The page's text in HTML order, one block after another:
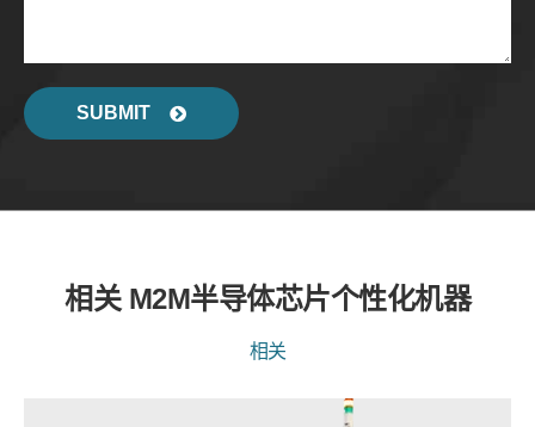
SUBMIT
相关 M2M半导体芯片个性化机器
相关